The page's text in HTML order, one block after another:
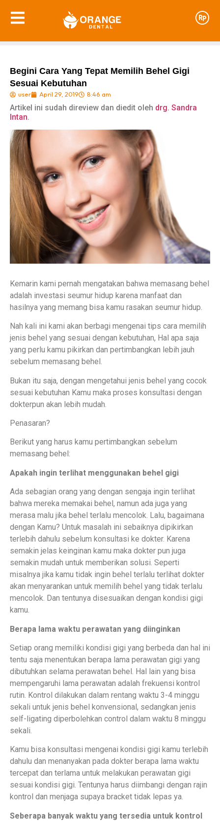
Begini Cara Yang Tepat Memilih Behel Gigi
Sesuai Kebutuhan
user April 29, 2019 8:46 am
Artikel ini sudah direview dan diedit oleh drg. Sandra
Intan.
Kemarin kami pernah mengatakan bahwa memasang behel
adalah investasi seumur hidup karena manfaat dan
hasilnya yang memang bisa kamu rasakan seumur hidup.
Nah kali ini kami akan berbagi mengenai tips cara memilih
jenis behel yang sesuai dengan kebutuhan, Hal apa saja
yang perlu kamu pikirkan dan pertimbangkan lebih jauh
sebelum memasang behel.
Bukan itu saja, dengan mengetahui jenis behel yang cocok
sesuai kebutuhan Kamu maka proses konsultasi dengan
dokterpun akan lebih mudah.
Penasaran?
Berikut yang harus kamu pertimbangkan sebelum
memasang behel:
Apakah ingin terlihat menggunakan behel gigi
Ada sebagian orang yang dengan sengaja ingin terlihat
bahwa mereka memakai behel, namun ada juga yang
merasa malu jika behel terlalu mencolok. Lalu, bagaimana
dengan Kamu? Untuk masalah ini sebaiknya dipikirkan
terlebih dahulu sebelum konsultasi ke dokter. Karena
semakin jelas keinginan kamu maka dokter pun juga
semakin mudah untuk memberikan solusi. Seperti
misalnya jika kamu tidak ingin behel terlalu terlihat dokter
akan menyarankan untuk memilih behel yang tidak terlalu
mencolok. Dan tentunya disesuaikan dengan kondisi gigi
kamu.
Berapa lama waktu perawatan yang diinginkan
Setiap orang memiliki kondisi gigi yang berbeda dan hal ini
tentu saja menentukan berapa lama perawatan gigi yang
dibutuhkan selama perawatan behel. Hal lain yang bisa
mempengaruhi lama perawatan adalah frekuensi kontrol
rutin. Kontrol dilakukan dalam rentang waktu 3-4 minggu
sekali untuk jenis behel konvensional, sedangkan jenis
self-ligating diperbolehkan control dalam waktu 8 minggu
sekali.
Kamu bisa konsultasi mengenai kondisi gigi kamu terlebih
dahulu dan menanyakan pada dokter berapa lama waktu
tercepat dan terlama untuk melakukan perawatan gigi
sesuai kondisi gigi. Tentunya harus diimbangi dengan rajin
kontrol dan menjaga supaya bracket tidak lepas ya.
Seberapa banyak waktu yang tersedia untuk kontrol